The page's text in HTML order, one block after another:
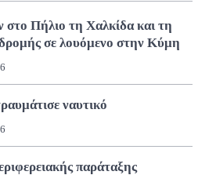
Πήλιο τη Χαλκίδα και τη
σε λουόμενο στην Κύμη
ναυτικό
παράταξης